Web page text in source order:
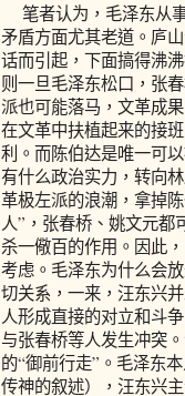
笔者认为，毛泽东从
矛盾方面尤其老道。庐
话而引起，下面搞得沸
则一旦毛泽东松口，张
派也可能落马，文革成
在文革中扶植起来的接
利。而陈伯达是唯一可
有什么政治实力，转向
革极左派的浪潮，拿掉
人”，张春桥、姚文元
杀一儆百的作用。因此
考虑。毛泽东为什么会
切关系，一来，汪东兴
人形成直接的对立和斗
与张春桥等人发生冲突
的“御前行走”。毛泽东
传神的叙述），汪东兴